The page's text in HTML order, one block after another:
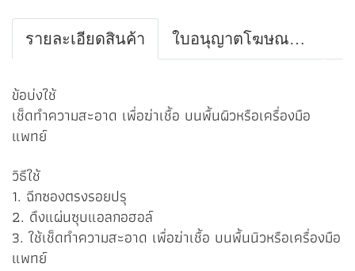
รายละเอียดสินค้า ใบอนุญาตโฆษณาเครื่องมือแพทย์
ข้อบ่งใช้
เช็ดทำความสะอาด เพื่อฆ่าเชื้อ บนพื้นผิวหรือเครื่องมือ
แพทย์
วิธีใช้
1. ฉีกซองตรงรอยปรุ
2. ดึงแผ่นซุบแอลกอฮอล์
3. ใช้เช็ดทำความสะอาด เพื่อฆ่าเชื้อ บนพื้นนิวหรือเครื่องมือ
แพทย์